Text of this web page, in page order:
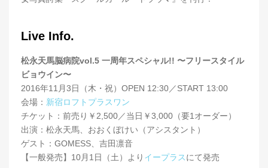
Live Info.
松永天馬脳病院vol.5 一周年スペシャル!! 〜フリースタイル
ビョウイン〜
2016年11月3日（木・祝）OPEN 12:30／START 13:00
会場： 新宿ロフトプラスワン
チケット：前売り￥2,500／当日￥3,000（要1オーダー）
出演：松永天馬、おおくぼけい（アシスタント）
ゲスト：GOMESS、吉田凛音
【一般発売】10月1日（土）より イープラスにて発売